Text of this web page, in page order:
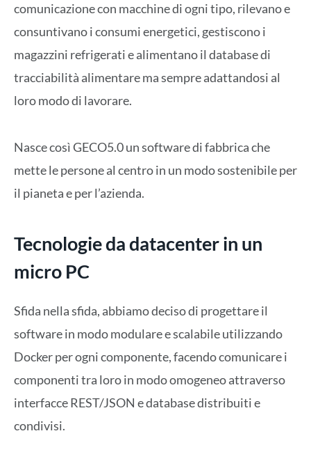
comunicazione con macchine di ogni tipo, rilevano e
consuntivano i consumi energetici, gestiscono i
magazzini refrigerati e alimentano il database di
tracciabilità alimentare ma sempre adattandosi al
loro modo di lavorare.
Nasce così GECO5.0 un software di fabbrica che
mette le persone al centro in un modo sostenibile per
il pianeta e per l’azienda.
Tecnologie da datacenter in un
micro PC
Sfida nella sfida, abbiamo deciso di progettare il
software in modo modulare e scalabile utilizzando
Docker per ogni componente, facendo comunicare i
componenti tra loro in modo omogeneo attraverso
interfacce REST/JSON e database distribuiti e
condivisi.